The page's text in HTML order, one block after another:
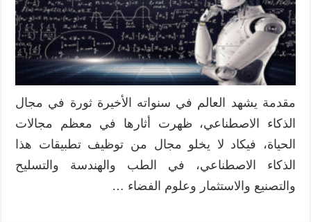
مقدمة يشهد العالم في سنواته الأخيرة ثورة في مجال
الذكاء الاصطناعي، ظهرت أثارها في معظم مجالات
الحياة، فيكاد لا يخلو مجال من توظيف تطبيقات هذا
الذكاء الاصطناعي، في الطب والهندسة والتسليح
والتصنيع والاستثمار وعلوم الفضاء …